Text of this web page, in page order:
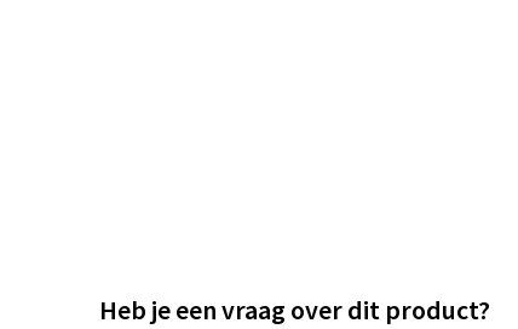
Heb je een vraag over dit product?